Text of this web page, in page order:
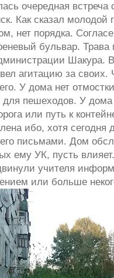
очередная встреча
Как сказал молодой
нет порядка.
бульвар. Трава
Шакура.
агитацию за своих.
У дома нет
для пешеходов. У
или путь к
ибо, хотя сегодня
письмами. Дом
ему УК, пусть
учителя
или больше